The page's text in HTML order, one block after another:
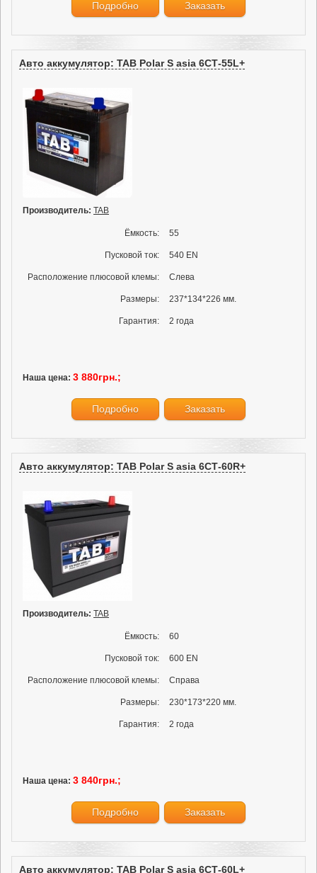
Подробно Заказать
Авто аккумулятор: TAB Polar S asia 6СТ-55L+
Производитель: TAB
Ёмкость: 55
Пусковой ток: 540 EN
Расположение плюсовой клемы: Слева
Размеры: 237*134*226 мм.
Гарантия: 2 года
Наша цена: 3 880грн.;
Подробно Заказать
Авто аккумулятор: TAB Polar S asia 6СТ-60R+
Производитель: TAB
Ёмкость: 60
Пусковой ток: 600 EN
Расположение плюсовой клемы: Справа
Размеры: 230*173*220 мм.
Гарантия: 2 года
Наша цена: 3 840грн.;
Подробно Заказать
Авто аккумулятор: TAB Polar S asia 6СТ-60L+